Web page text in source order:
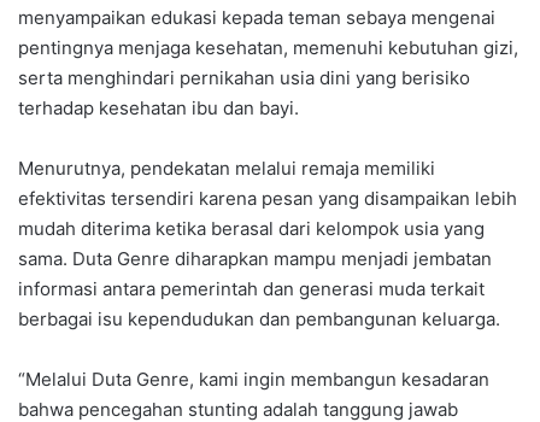
menyampaikan edukasi kepada teman sebaya mengenai
pentingnya menjaga kesehatan, memenuhi kebutuhan gizi,
serta menghindari pernikahan usia dini yang berisiko
terhadap kesehatan ibu dan bayi.
Menurutnya, pendekatan melalui remaja memiliki
efektivitas tersendiri karena pesan yang disampaikan lebih
mudah diterima ketika berasal dari kelompok usia yang
sama. Duta Genre diharapkan mampu menjadi jembatan
informasi antara pemerintah dan generasi muda terkait
berbagai isu kependudukan dan pembangunan keluarga.
“Melalui Duta Genre, kami ingin membangun kesadaran
bahwa pencegahan stunting adalah tanggung jawab